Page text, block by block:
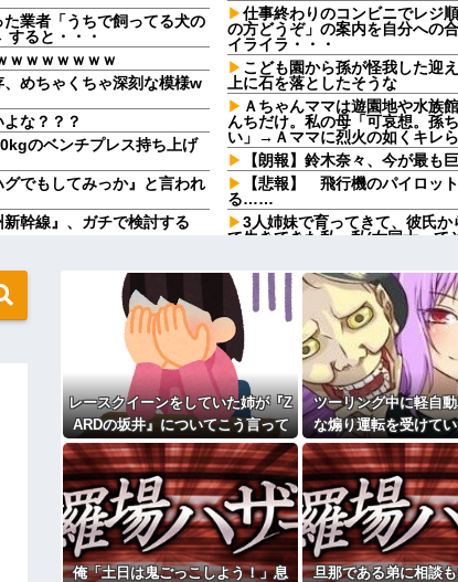
業者「うちで飼ってる犬の
ると・・・
ｗｗｗｗｗｗｗ
、めちゃくちゃ深刻な模様w
な？？？
のベンチプレス持ち上げ
グでもしてみっか』と言われ
幹線』、ガチで検討する
がせた。すると嫁の不倫が
したらとんでもない事態に
年下のフリーターと性行為し
、ちょっとお金足りないから
が偽物だと分かった時、どん
した。そして数年後、因果応
がヤバすぎるｗｗｗｗｗｗ
キチママ『そこに金庫があっ
てけ！二度と来るな！」結
仕事終わりのコンビニでレジ
の方どうぞ」の案内を自分への
イライラ・・・
こども園から孫が怪我した迎
上に石を落としたそうな
Ａちゃんママは遊園地や水族
んちだけ。私の母「可哀想。孫
い」→Ａママに烈火の如くキレ
【朗報】鈴木奈々、今が最も
【悲報】 飛行機のパイロッ
る……
3人姉妹で育ってきて、彼氏
て生きてきた私。私(女同士って
こども園から孫が怪我した迎
上に石を落としたそうな
俺「土日は鬼ごっこしよう！
遊び続けた10年後…
姑が亡くなった後、舅(62歳)
しいと思うのは私だけ？
イケメン男性保育士にフラれ
果、保育所が閉鎖になって・・・
【悲報】『自認レイブンクロ
【衝撃】京大病院で正常な脳
自発呼吸もできない重篤状態に…
ラッシュ時の電車で、刺青に
始めた
【衝撃】嫁の言葉に確信！5年
るｗｗｗｗ
主な税金の成り立ちを調べて
レースクイーンをしていた姉が『Z
ARDの坂井』についてこう言って
いた
ツーリング中に軽自
な煽り運転を受けて
分後、思わぬ結末を
になり…
俺「土日は鬼ごっこしよう！」息
旦那である弟に相談